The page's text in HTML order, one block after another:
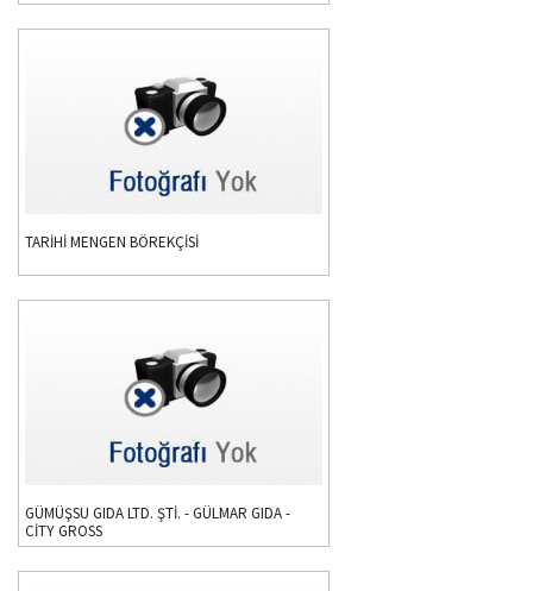
TARİHİ MENGEN BÖREKÇİSİ
GÜMÜŞSU GIDA LTD. ŞTİ. - GÜLMAR GIDA -
CİTY GROSS